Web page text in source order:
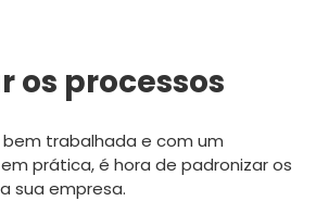
os processos
trabalhada e com um
prática, é hora de padronizar os
sua empresa.